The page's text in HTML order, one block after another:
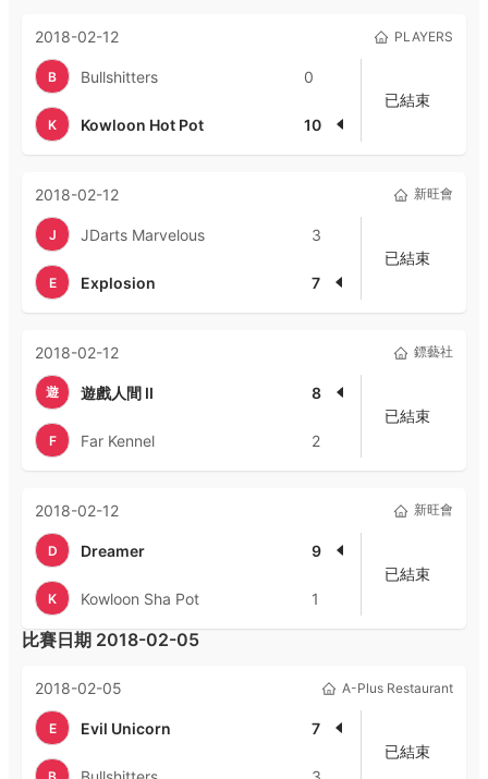
2018-02-12 PLAYERS
B Bullshitters 0
K Kowloon Hot Pot 10
已結束
2018-02-12 新旺會
J JDarts Marvelous 3
E Explosion 7
已結束
2018-02-12 鏢藝社
遊 遊戲人間 II 8
F Far Kennel 2
已結束
2018-02-12 新旺會
D Dreamer 9
K Kowloon Sha Pot 1
已結束
比賽日期 2018-02-05
2018-02-05 A-Plus Restaurant
E Evil Unicorn 7
B
已結束